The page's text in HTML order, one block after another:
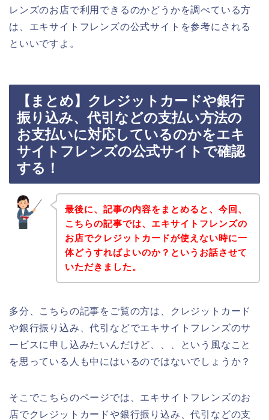
レンズのお店で利用できるのかどうかを調べている方
は、エキサイトフレンズの公式サイトを参考にされる
といいですよ。
【まとめ】クレジットカードや銀行
振り込み、代引などの支払い方法の
お支払いに対応しているのかをエキ
サイトフレンズの公式サイトで確認
する！
最後に、記事の内容をまとめると、今回、
こちらの記事では、エキサイトフレンズの
お店でクレジットカードが使えない時に一
体どうすればよいのか？というお話させて
いただきました。
多分、こちらの記事をご覧の方は、クレジットカード
や銀行振り込み、代引などでエキサイトフレンズのサ
ービスに申し込みたいんだけど、、、という風なこと
を思っている人も中にはいるのではないでしょうか？
そこでこちらのページでは、エキサイトフレンズのお
店でクレジットカードや銀行振り込み、代引などの支